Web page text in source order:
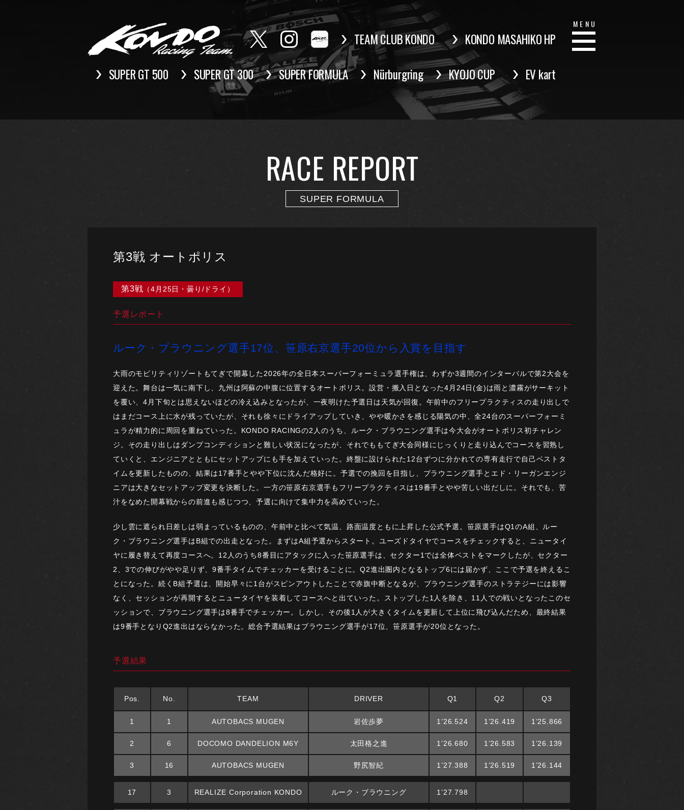
TEAM CLUB KONDO KONDO MASAHIKO HP
MENU
SUPER GT 500 SUPER GT 300 SUPER FORMULA Nürburgring KYOJO CUP EV kart
RACE REPORT
SUPER FORMULA
第3戦 オートポリス
第3戦 （4月25日・曇り/ドライ）
予選レポート
ルーク・ブラウニング選手17位、笹原右京選手20位から入賞を目指す
大雨のモビリティリゾートもてぎで開幕した2026年の全日本スーパーフォーミュラ選手権は、わずか3週間のインターバルで第2大会を
迎えた。舞台は一気に南下し、九州は阿蘇の中腹に位置するオートポリス。設営・搬入日となった4月24日(金)は雨と濃霧がサーキット
を覆い、4月下旬とは思えないほどの冷え込みとなったが、一夜明けた予選日は天気が回復。午前中のフリープラクティスの走り出しで
はまだコース上に水が残っていたが、それも徐々にドライアップしていき、やや暖かさを感じる陽気の中、全24台のスーパーフォーミ
ュラが精力的に周回を重ねていった。KONDO RACINGの2人のうち、ルーク・ブラウニング選手は今大会がオートポリス初チャレン
ジ。その走り出しはダンプコンディションと難しい状況になったが、それでももてぎ大会同様にじっくりと走り込んでコースを習熟し
ていくと、エンジニアとともにセットアップにも手を加えていった。終盤に設けられた12台ずつに分かれての専有走行で自己ベストタ
イムを更新したものの、結果は17番手とやや下位に沈んだ格好に。予選での挽回を目指し、ブラウニング選手とエド・リーガンエンジ
ニアは大きなセットアップ変更を決断した。一方の笹原右京選手もフリープラクティスは19番手とやや苦しい出だしに。それでも、苦
汁をなめた開幕戦からの前進も感じつつ、予選に向けて集中力を高めていった。
少し雲に遮られ日差しは弱まっているものの、午前中と比べて気温、路面温度ともに上昇した公式予選。笹原選手はQ1のA組、ルー
ク・ブラウニング選手はB組での出走となった。まずはA組予選からスタート。ユーズドタイヤでコースをチェックすると、ニュータイ
ヤに履き替えて再度コースへ。12人のうち8番目にアタックに入った笹原選手は、セクター1では全体ベストをマークしたが、セクター
2、3での伸びがやや足りず、9番手タイムでチェッカーを受けることに。Q2進出圏内となるトップ6には届かず、ここで予選を終えるこ
とになった。続くB組予選は、開始早々に1台がスピンアウトしたことで赤旗中断となるが、ブラウニング選手のストラテジーには影響
なく、セッションが再開するとニュータイヤを装着してコースへと出ていった。ストップした1人を除き、11人での戦いとなったこのセ
ッションで、ブラウニング選手は8番手でチェッカー。しかし、その後1人が大きくタイムを更新して上位に飛び込んだため、最終結果
は9番手となりQ2進出はならなかった。総合予選結果はブラウニング選手が17位、笹原選手が20位となった。
予選結果
Pos. No. TEAM DRIVER Q1 Q2 Q3
1 1 AUTOBACS MUGEN 岩佐歩夢 1’26.524 1’26.419 1’25.866
2 6 DOCOMO DANDELION M6Y 太田格之進 1’26.680 1’26.583 1’26.139
3 16 AUTOBACS MUGEN 野尻智紀 1’27.388 1’26.519 1’26.144
17 3 REALIZE Corporation KONDO ルーク・ブラウニング 1’27.798